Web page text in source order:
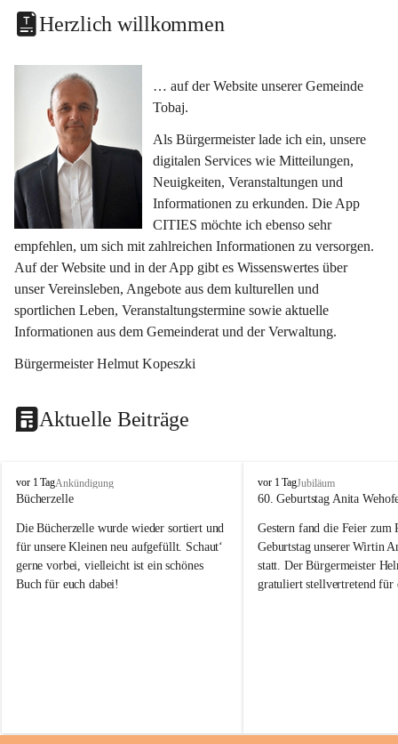
Herzlich willkommen
… auf der Website unserer Gemeinde
Tobaj.
Als Bürgermeister lade ich ein, unsere
digitalen Services wie Mitteilungen,
Neuigkeiten, Veranstaltungen und
Informationen zu erkunden. Die App
CITIES möchte ich ebenso sehr
empfehlen, um sich mit zahlreichen Informationen zu versorgen.
Auf der Website und in der App gibt es Wissenswertes über
unser Vereinsleben, Angebote aus dem kulturellen und
sportlichen Leben, Veranstaltungstermine sowie aktuelle
Informationen aus dem Gemeinderat und der Verwaltung.
Bürgermeister Helmut Kopeszki
Aktuelle Beiträge
T
o
a
j
vor 1 TagAnkündigung
Bücherzelle
Die Bücherzelle wurde wieder sortiert und
für unsere Kleinen neu aufgefüllt. Schaut‘
gerne vorbei, vielleicht ist ein schönes
Buch für euch dabei!
Wanduhr (!) benutzt und musste
T
o
a
j
vor 1 TagJubiläum
60. Geburtstag Anita
Gestern fand die Feier zum
Geburtstag unserer Wirtin
statt. Der Bürgermeister
gratuliert stellvertretend für
Gesundheit, Gelassenheit